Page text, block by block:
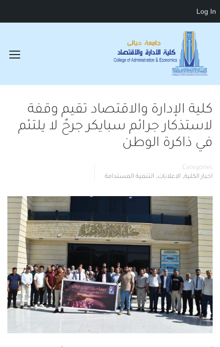
Log In
كلية الإدارة والاقتصاد تقيم وقفة
لاستذكار جرائم سبايكر جرحٌ لا يلتئم
في ذاكرة الوطن
Categories
اخبار الكلية, الاعلانات, التنمية المستدامة